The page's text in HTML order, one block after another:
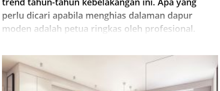
perlu dicari apabila menghias dalaman dapur
moden adalah petua ringkas oleh profesional.